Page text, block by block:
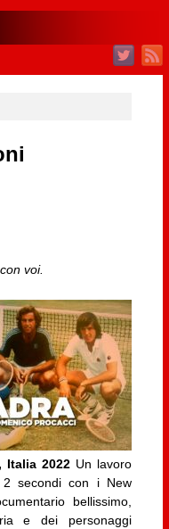
voi.
Italia 2022 Un lavoro
2 secondi con i New
bellissimo,
e dei personaggi